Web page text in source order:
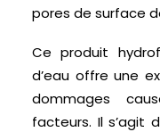
pores de surface
Ce produit
d’eau offre une
dommages
facteurs. Il s’agit